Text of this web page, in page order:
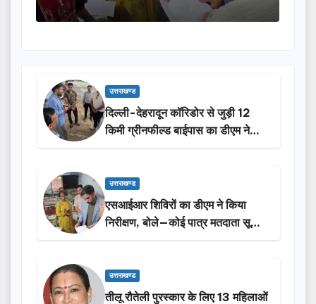
उत्तराखण्ड
दिल्ली-देहरादून कॉरिडोर से जुड़ी 12
किमी ग्रीनफील्ड बाईपास का डीएम ने
किया निरीक्षण…
उत्तराखण्ड
एसआईआर शिविरों का डीएम ने किया
निरीक्षण, बोले—कोई पात्र मतदाता सूची
से न छूटे…
उत्तराखण्ड
तीलू रौतेली पुरस्कार के लिए 13 महिलाओं